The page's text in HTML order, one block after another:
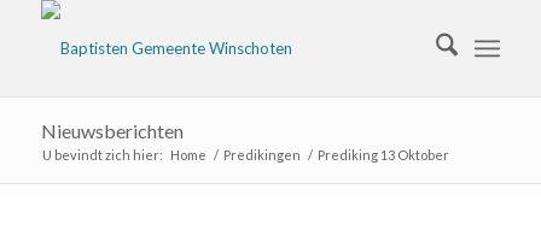
Nieuwsberichten
U bevindt zich hier: Home / Predikingen / Prediking 13 Oktober